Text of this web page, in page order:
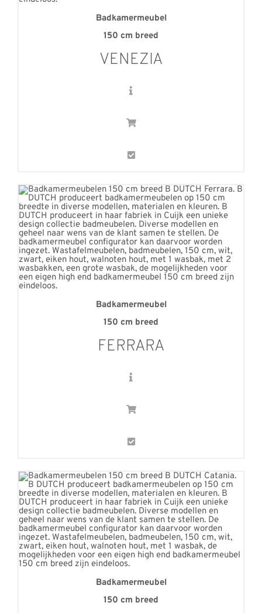
Badkamermeubel
150 cm breed
VENEZIA
Badkamermeubel
150 cm breed
FERRARA
Badkamermeubel
150 cm breed